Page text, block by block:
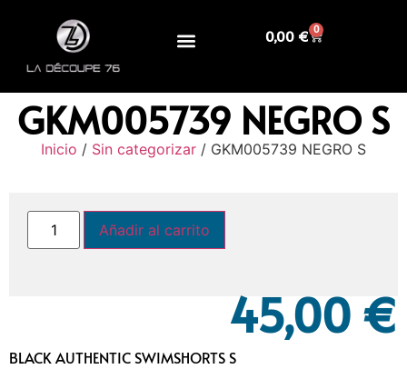
0,00 € 0
GKM005739 NEGRO S
Inicio / Sin categorizar / GKM005739 NEGRO S
Añadir al carrito
45,00 €
BLACK AUTHENTIC SWIMSHORTS S